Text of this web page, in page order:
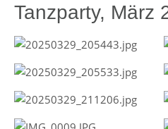
Tanzparty, März